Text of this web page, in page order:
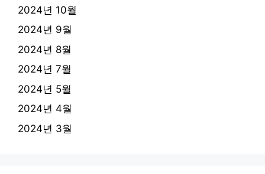
2024년 10월
2024년 9월
2024년 8월
2024년 7월
2024년 5월
2024년 4월
2024년 3월